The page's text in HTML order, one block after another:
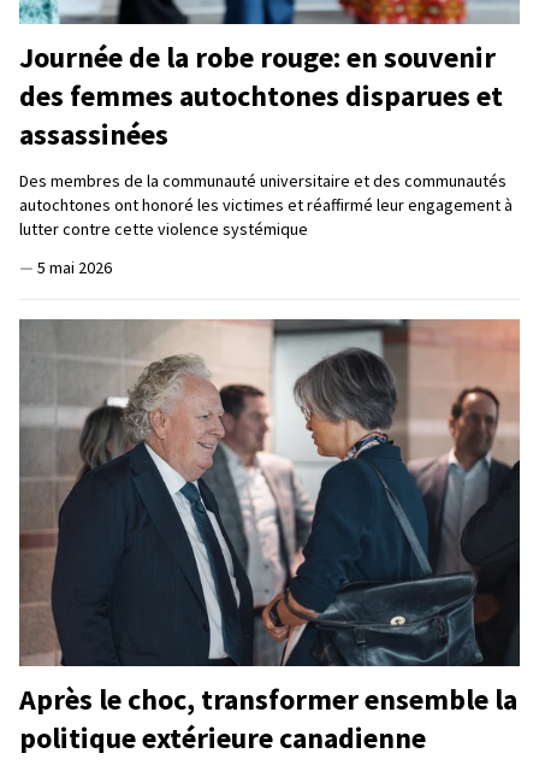
Journée de la robe rouge: en souvenir
des femmes autochtones disparues et
assassinées
Des membres de la communauté universitaire et des communautés
autochtones ont honoré les victimes et réaffirmé leur engagement à
lutter contre cette violence systémique
— 5 mai 2026
Après le choc, transformer ensemble la
politique extérieure canadienne